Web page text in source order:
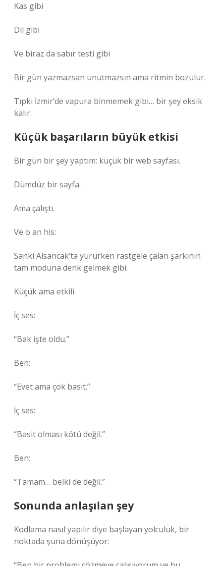
Kas gibi
Dil gibi
Ve biraz da sabır testi gibi
Bir gün yazmazsan unutmazsın ama ritmin bozulur.
Tıpkı İzmir’de vapura binmemek gibi… bir şey eksik
kalır.
Küçük başarıların büyük etkisi
Bir gün bir şey yaptım: küçük bir web sayfası.
Dümdüz bir sayfa.
Ama çalıştı.
Ve o an his:
Sanki Alsancak’ta yürürken rastgele çalan şarkının
tam moduna denk gelmek gibi.
Küçük ama etkili.
İç ses:
“Bak işte oldu.”
Ben:
“Evet ama çok basit.”
İç ses:
“Basit olması kötü değil.”
Ben:
“Tamam… belki de değil.”
Sonunda anlaşılan şey
Kodlama nasıl yapılır diye başlayan yolculuk, bir
noktada şuna dönüşüyor: